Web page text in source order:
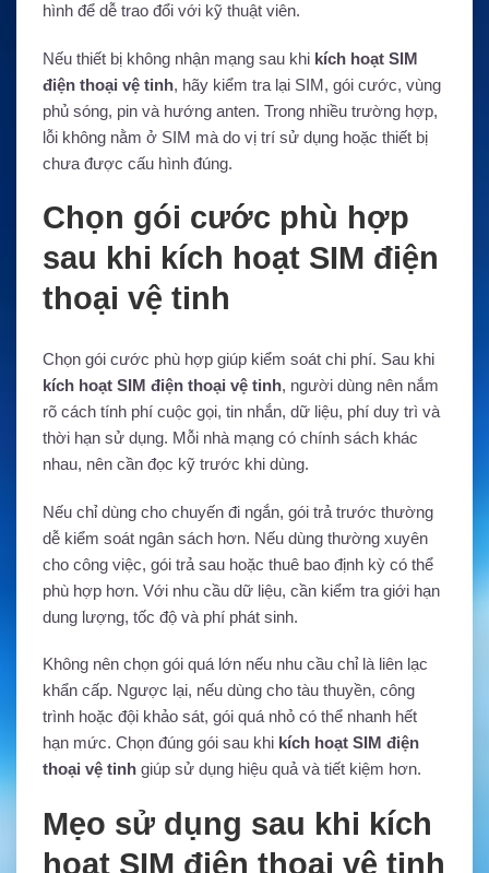
hình để dễ trao đổi với kỹ thuật viên.
Nếu thiết bị không nhận mạng sau khi kích hoạt SIM
điện thoại vệ tinh, hãy kiểm tra lại SIM, gói cước, vùng
phủ sóng, pin và hướng anten. Trong nhiều trường hợp,
lỗi không nằm ở SIM mà do vị trí sử dụng hoặc thiết bị
chưa được cấu hình đúng.
Chọn gói cước phù hợp
sau khi kích hoạt SIM điện
thoại vệ tinh
Chọn gói cước phù hợp giúp kiểm soát chi phí. Sau khi
kích hoạt SIM điện thoại vệ tinh, người dùng nên nắm
rõ cách tính phí cuộc gọi, tin nhắn, dữ liệu, phí duy trì và
thời hạn sử dụng. Mỗi nhà mạng có chính sách khác
nhau, nên cần đọc kỹ trước khi dùng.
Nếu chỉ dùng cho chuyến đi ngắn, gói trả trước thường
dễ kiểm soát ngân sách hơn. Nếu dùng thường xuyên
cho công việc, gói trả sau hoặc thuê bao định kỳ có thể
phù hợp hơn. Với nhu cầu dữ liệu, cần kiểm tra giới hạn
dung lượng, tốc độ và phí phát sinh.
Không nên chọn gói quá lớn nếu nhu cầu chỉ là liên lạc
khẩn cấp. Ngược lại, nếu dùng cho tàu thuyền, công
trình hoặc đội khảo sát, gói quá nhỏ có thể nhanh hết
hạn mức. Chọn đúng gói sau khi kích hoạt SIM điện
thoại vệ tinh giúp sử dụng hiệu quả và tiết kiệm hơn.
Mẹo sử dụng sau khi kích
hoạt SIM điện thoại vệ tinh